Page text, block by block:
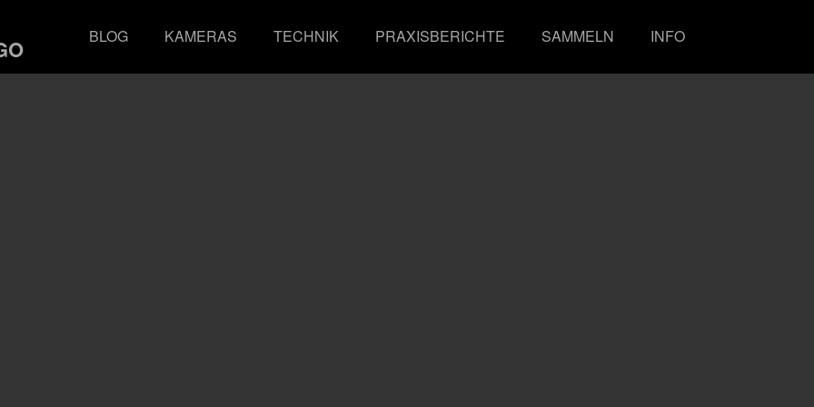
BLOG KAMERAS TECHNIK PRAXISBERICHTE SAMMELN INFO